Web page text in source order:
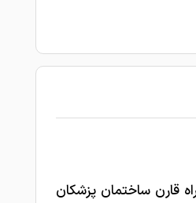
قارن ساختمان پزشکان